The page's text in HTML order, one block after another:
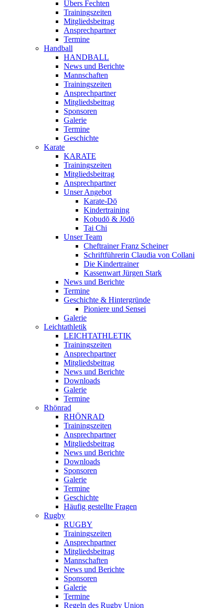
Übers Fechten
Trainingszeiten
Mitgliedsbeitrag
Ansprechpartner
Termine
Handball
HANDBALL
News und Berichte
Mannschaften
Trainingszeiten
Ansprechpartner
Mitgliedsbeitrag
Sponsoren
Galerie
Termine
Geschichte
Karate
KARATE
Trainingszeiten
Mitgliedsbeitrag
Ansprechpartner
Unser Angebot
Karate-Dō
Kindertraining
Kobudō & Jōdō
Tai Chi
Unser Team
Cheftrainer Franz Scheiner
Schriftführerin Claudia von Collani
Die Kindertrainer
Kassenwart Jürgen Stark
News und Berichte
Termine
Geschichte & Hintergründe
Pioniere und Sensei
Galerie
Leichtathletik
LEICHTATHLETIK
Trainingszeiten
Ansprechpartner
Mitgliedsbeitrag
News und Berichte
Downloads
Galerie
Termine
Rhönrad
RHÖNRAD
Trainingszeiten
Ansprechpartner
Mitgliedsbeitrag
News und Berichte
Downloads
Sponsoren
Galerie
Termine
Geschichte
Häufig gestellte Fragen
Rugby
RUGBY
Trainingszeiten
Ansprechpartner
Mitgliedsbeitrag
Mannschaften
News und Berichte
Sponsoren
Galerie
Termine
Regeln des Rugby Union